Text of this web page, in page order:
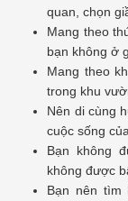
quan, chọn
Mang theo
bạn không ở
Mang theo
trong khu
Nên di cùng
cuộc sống
Bạn không
không được
Bạn nên tìm